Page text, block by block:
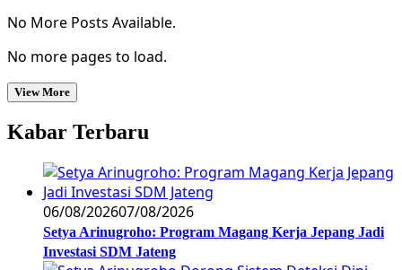
No More Posts Available.
No more pages to load.
View More
Kabar Terbaru
06/08/202607/08/2026
Setya Arinugroho: Program Magang Kerja Jepang Jadi
Investasi SDM Jateng